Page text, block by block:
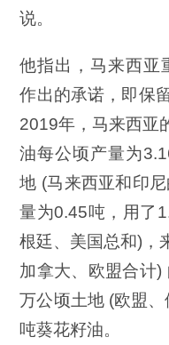
说。
他指出，马来西亚
作出的承诺，即保
2019年，马来西亚
油每公顷产量为
地 (马来西亚和印
量为0.45吨，用了
根廷、美国总和)，
加拿大、欧盟合计
万公顷土地 (欧盟
吨葵花籽油。